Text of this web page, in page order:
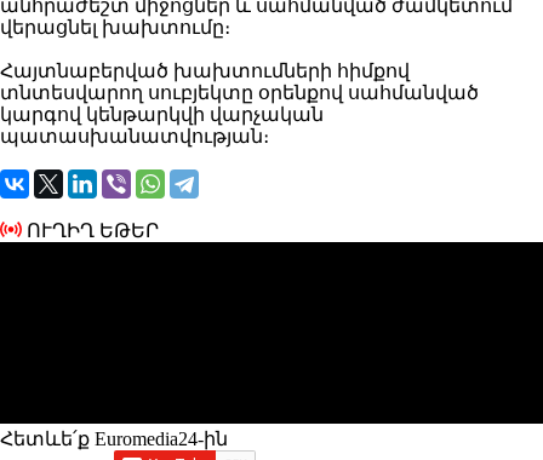
անհրաժեշտ միջոցներ և սահմանված ժամկետում
վերացնել խախտումը։
Հայտնաբերված խախտումների հիմքով
տնտեսվարող սուբյեկտը օրենքով սահմանված
կարգով կենթարկվի վարչական
պատասխանատվության։
ՈՒՂԻՂ ԵԹԵՐ
Հետևե՛ք Euromedia24-ին